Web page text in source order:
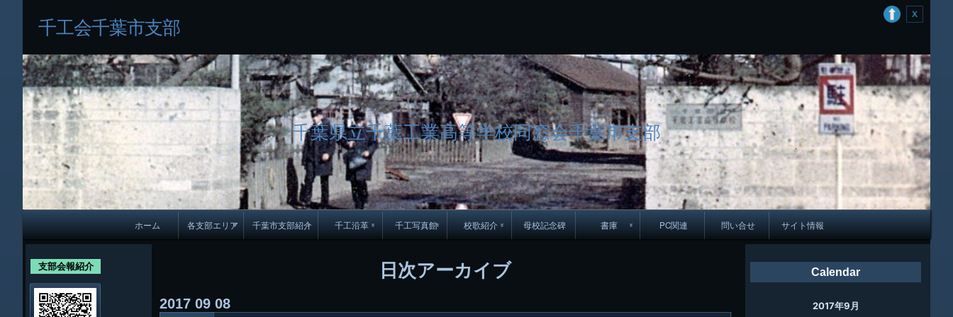
ツ
へ
ス
キ
ッ
プ
2
2
8
千工会千葉市支部
千葉県立千葉工業高等学校同窓会千葉市支部
メ
イ
ン
ナ
ビ
ホーム 各支部エリア 千葉市支部紹介
千葉市支部組織図
千工沿革
生実移転の歴史
景山校長回顧録
千工写真館
歴代校長
周年写真 35周年
校歌紹介
校歌
応援歌
県立千葉工業学校
母校記念碑 書庫
君待橋と母校
PC関連 問い合せ サイト情報
日次アーカイブ
2017 09 08
Calendar
2017年9月
支部会報紹介